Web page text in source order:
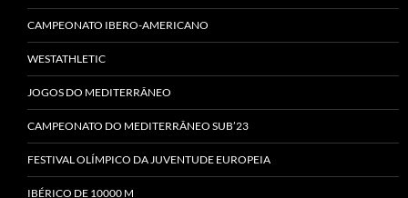
CAMPEONATO IBERO-AMERICANO
WESTATHLETIC
JOGOS DO MEDITERRÂNEO
CAMPEONATO DO MEDITERRÂNEO SUB’23
FESTIVAL OLÍMPICO DA JUVENTUDE EUROPEIA
IBÉRICO DE 10000 M